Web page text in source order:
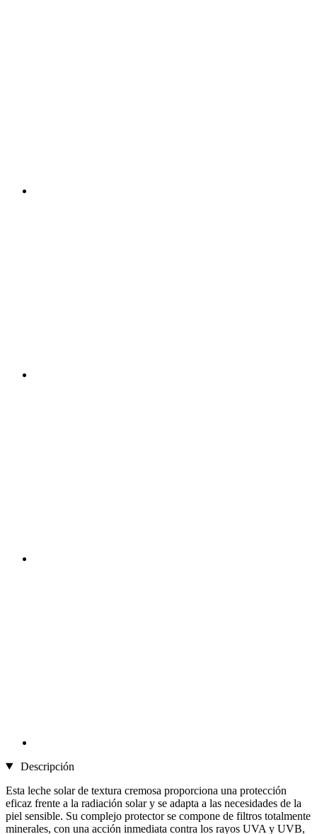
Descripción
Esta leche solar de textura cremosa proporciona una protección
eficaz frente a la radiación solar y se adapta a las necesidades de la
piel sensible. Su complejo protector se compone de filtros totalmente
minerales, con una acción inmediata contra los rayos UVA y UVB,